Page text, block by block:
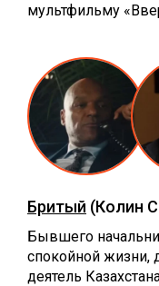
мультфильму
Бритый (Колин
Бывшего
спокойной жизни,
деятель